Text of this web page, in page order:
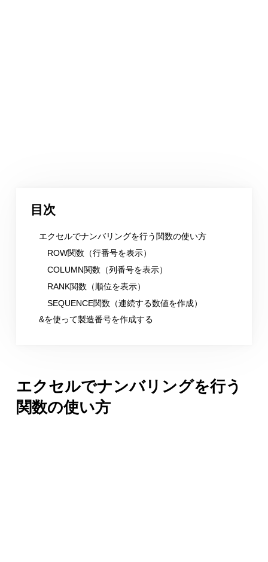
目次
エクセルでナンバリングを行う関数の使い方
ROW関数（行番号を表示）
COLUMN関数（列番号を表示）
RANK関数（順位を表示）
SEQUENCE関数（連続する数値を作成）
&を使って製造番号を作成する
エクセルでナンバリングを行う
関数の使い方